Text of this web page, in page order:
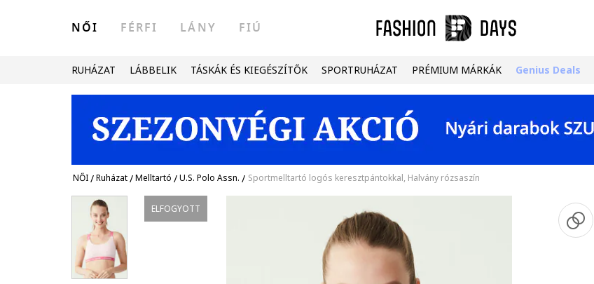
NŐI FÉRFI LÁNY FIÚ
RUHÁZAT LÁBBELIK TÁSKÁK ÉS KIEGÉSZÍTŐK SPORTRUHÁZAT PRÉMIUM MÁRKÁK Genius Deals
NŐI/Ruházat/Melltartó /U.S. Polo Assn. / Sportmelltartó logós keresztpántokkal, Halvány rózsaszín
ELFOGYOTT